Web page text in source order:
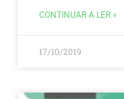
CONTINUAR A LER »
17/10/2019